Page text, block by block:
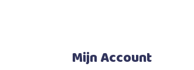
Mijn Account